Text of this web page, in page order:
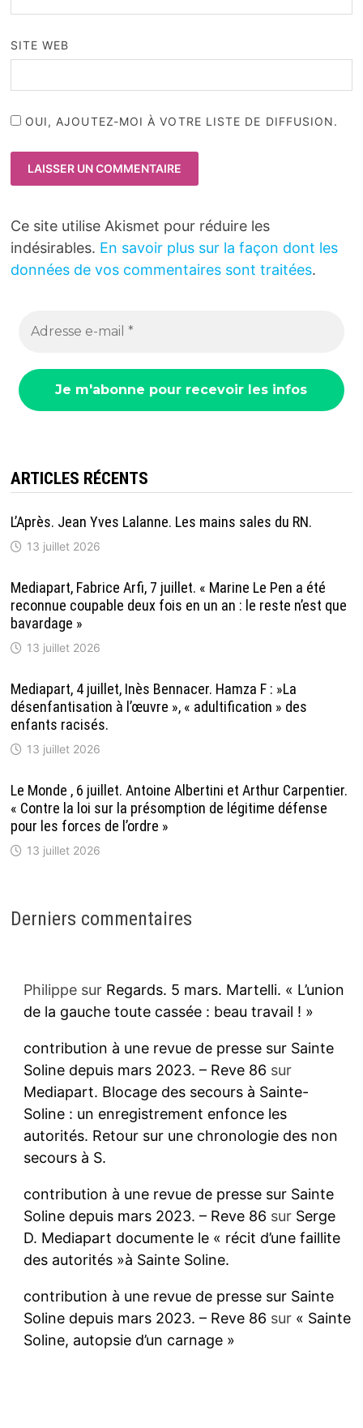
SITE WEB
OUI, AJOUTEZ-MOI À VOTRE LISTE DE DIFFUSION.
Ce site utilise Akismet pour réduire les
indésirables. En savoir plus sur la façon dont les
données de vos commentaires sont traitées.
ARTICLES RÉCENTS
L’Après. Jean Yves Lalanne. Les mains sales du RN.
13 juillet 2026
Mediapart, Fabrice Arfi, 7 juillet. « Marine Le Pen a été
reconnue coupable deux fois en un an : le reste n’est que
bavardage »
13 juillet 2026
Mediapart, 4 juillet, Inès Bennacer. Hamza F : »La
désenfantisation à l’œuvre », « adultification » des
enfants racisés.
13 juillet 2026
Le Monde , 6 juillet. Antoine Albertini et Arthur Carpentier.
« Contre la loi sur la présomption de légitime défense
pour les forces de l’ordre »
13 juillet 2026
Derniers commentaires
Philippesur Regards. 5 mars. Martelli. « L’union
de la gauche toute cassée : beau travail ! »
contribution à une revue de presse sur Sainte
Soline depuis mars 2023. – Reve 86 sur
Mediapart. Blocage des secours à Sainte-
Soline : un enregistrement enfonce les
autorités. Retour sur une chronologie des non
secours à S.
contribution à une revue de presse sur Sainte
Soline depuis mars 2023. – Reve 86 sur Serge
D. Mediapart documente le « récit d’une faillite
des autorités »à Sainte Soline.
contribution à une revue de presse sur Sainte
Soline depuis mars 2023. – Reve 86 sur « Sainte
Soline, autopsie d’un carnage »